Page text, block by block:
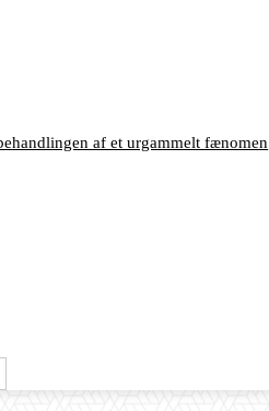
af et urgammelt fænomen